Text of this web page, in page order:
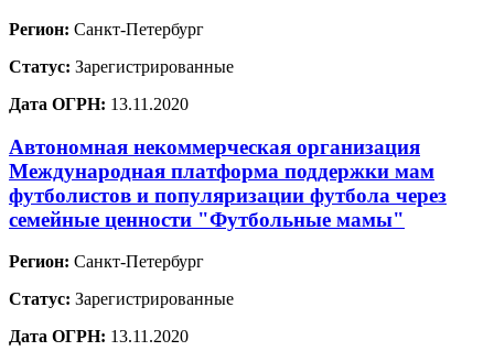
Регион: Санкт-Петербург
Статус: Зарегистрированные
Дата ОГРН: 13.11.2020
Автономная некоммерческая организация
Международная платформа поддержки мам
футболистов и популяризации футбола через
семейные ценности "Футбольные мамы"
Регион: Санкт-Петербург
Статус: Зарегистрированные
Дата ОГРН: 13.11.2020